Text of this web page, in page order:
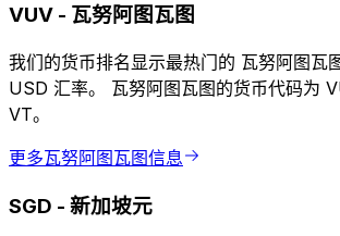
VUV - 瓦努阿图瓦图
我们的货币排名显示最热门的 瓦努阿图瓦
USD 汇率。 瓦努阿图瓦图的货币代码为
VT。
更多瓦努阿图瓦图信息
SGD - 新加坡元